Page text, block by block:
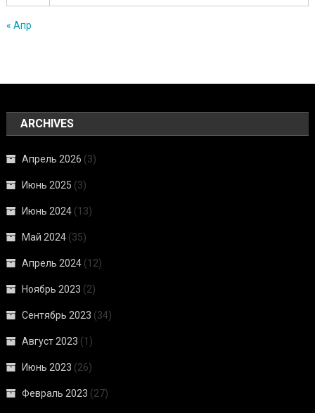
« Апр
ARCHIVES
Апрель 2026 (3)
Июнь 2025 (3)
Июнь 2024 (13)
Май 2024 (35)
Апрель 2024 (12)
Ноябрь 2023 (2)
Сентябрь 2023 (34)
Август 2023 (1)
Июнь 2023 (26)
Февраль 2023 (27)